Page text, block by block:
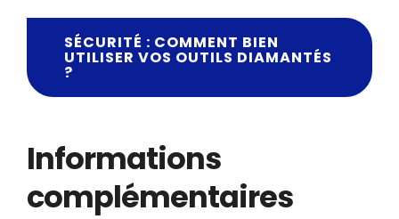
SÉCURITÉ : COMMENT BIEN
UTILISER VOS OUTILS DIAMANTÉS
?
Informations
complémentaires